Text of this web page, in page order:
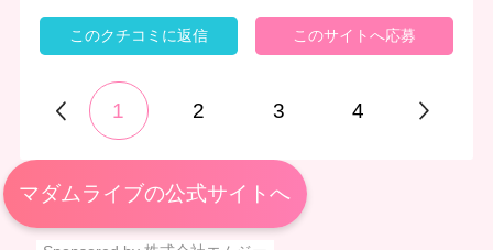
このクチコミに返信 このサイトへ応募
1 2 3 4
マダムライブの公式サイトへ